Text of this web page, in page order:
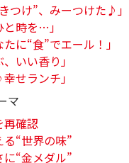
つけ”、みーつけた♪」
と時を…」
たに“食”でエール！」
、いい香り」
せランチ」
マ
再確認
“世界の味”
“金メダル”